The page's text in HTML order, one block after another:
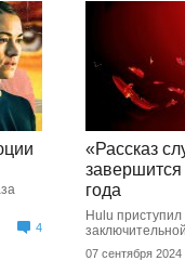
4
«Рассказ
года
Hulu
07 сентября 2024